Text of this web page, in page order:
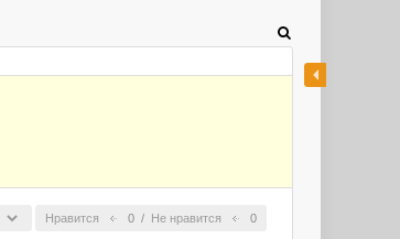
Нравится 0 / Не нравится 0